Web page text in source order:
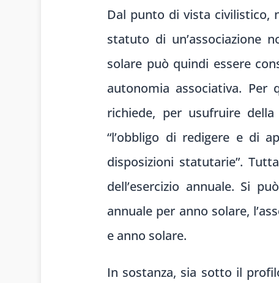
Dal punto di vista civilistico,
statuto di un’associazione
solare può quindi essere
autonomia associativa. Per
richiede, per usufruire
“l’obbligo di redigere e di
disposizioni statutarie”.
dell’esercizio annuale. Si
annuale per anno solare,
e anno solare.
In sostanza, sia sotto il